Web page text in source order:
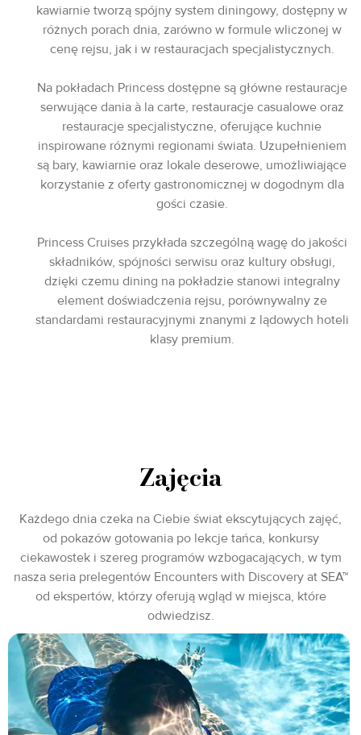
kawiarnie tworzą spójny system diningowy, dostępny w
różnych porach dnia, zarówno w formule wliczonej w
cenę rejsu, jak i w restauracjach specjalistycznych.
Na pokładach Princess dostępne są główne restauracje
serwujące dania à la carte, restauracje casualowe oraz
restauracje specjalistyczne, oferujące kuchnie
inspirowane różnymi regionami świata. Uzupełnieniem
są bary, kawiarnie oraz lokale deserowe, umożliwiające
korzystanie z oferty gastronomicznej w dogodnym dla
gości czasie.
Princess Cruises przykłada szczególną wagę do jakości
składników, spójności serwisu oraz kultury obsługi,
dzięki czemu dining na pokładzie stanowi integralny
element doświadczenia rejsu, porównywalny ze
standardami restauracyjnymi znanymi z lądowych hoteli
klasy premium.
Zajęcia
Każdego dnia czeka na Ciebie świat ekscytujących zajęć,
od pokazów gotowania po lekcje tańca, konkursy
ciekawostek i szereg programów wzbogacających, w tym
nasza seria prelegentów Encounters with Discovery at SEA™
od ekspertów, którzy oferują wgląd w miejsca, które
odwiedzisz.